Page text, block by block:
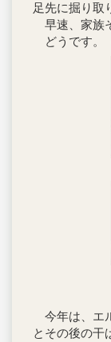
足先に掘り取
早速、家族
どうです。
今年は、エ
とその後の干